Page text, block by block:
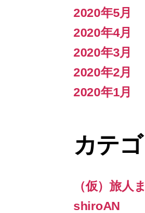
2020年5月
2020年4月
2020年3月
2020年2月
2020年1月
カテ
（仮）旅人
shiroAN